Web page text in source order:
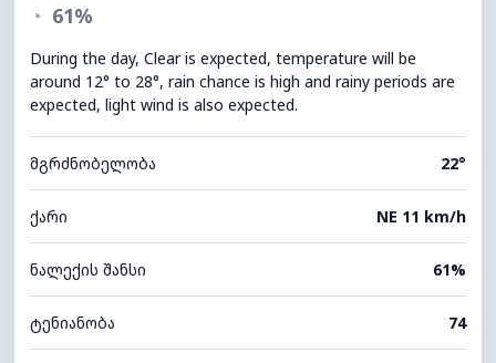
◔ 61%
During the day, Clear is expected, temperature will be
around 12° to 28°, rain chance is high and rainy periods are
expected, light wind is also expected.
მგრძნობელობა 22°
ქარი NE 11 km/h
ნალექის შანსი 61%
ტენიანობა 74